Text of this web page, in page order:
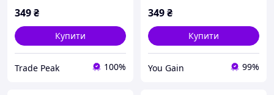
349₴
Купити
Trade Peak 100%
349₴
Купити
You Gain 99%